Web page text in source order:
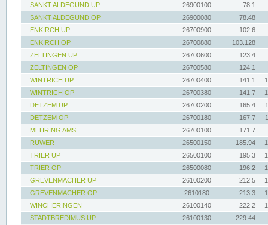
SANKT ALDEGUND UP
26900100
78.1
SANKT ALDEGUND OP
26900080
78.48
ENKIRCH UP
26700900
102.6
ENKIRCH OP
26700880
103.128
ZELTINGEN UP
26700600
123.4
ZELTINGEN OP
26700580
124.1
WINTRICH UP
26700400 141.1
WINTRICH OP
26700380 141.7
DETZEM UP
26700200 165.4
DETZEM OP
26700180 167.7
MEHRING AMS
26700100
171.7
RUWER
26500150 185.94
TRIER UP
26500100 195.3
TRIER OP
26500080 196.2
GREVENMACHER UP
26100200 212.5
GREVENMACHER OP
2610180 213.3
WINCHERINGEN
26100140 222.2
STADTBREDIMUS UP
26100130
229.44